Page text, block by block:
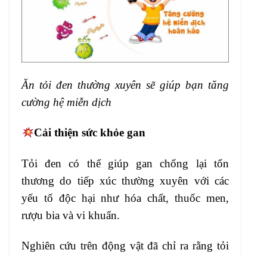
Ăn tỏi đen thường xuyên sẽ giúp bạn tăng
cường hệ miễn dịch
Cải thiện sức khỏe gan
Tỏi đen có thể giúp gan chống lại tổn
thương do tiếp xúc thường xuyên với các
yếu tố độc hại như hóa chất, thuốc men,
rượu bia và vi khuẩn.
Nghiên cứu trên động vật đã chỉ ra rằng tỏi